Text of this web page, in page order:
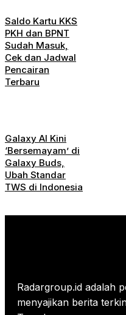
Saldo Kartu KKS
PKH dan BPNT
Sudah Masuk,
Cek dan Jadwal
Pencairan
Terbaru
Galaxy AI Kini
‘Bersemayam’ di
Galaxy Buds,
Ubah Standar
TWS di Indonesia
Radargroup.id adalah
menyajikan berita